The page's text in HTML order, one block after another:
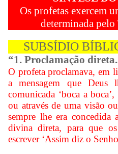
Os profetas exercem
determinada
SUBSÍDIO
“1. Proclamação direta.
O profeta proclamava, em
a mensagem que Deus
comunicada ‘boca a
ou através de uma visão
sempre lhe era concedida
divina direta, para que
escrever ‘Assim diz o